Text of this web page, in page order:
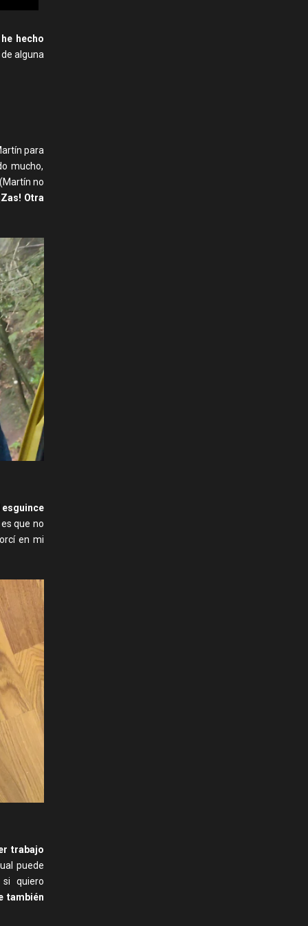
hecho
alguna
para
mucho,
no
Otra
esguince
que no
en mi
trabajo
puede
quiero
también